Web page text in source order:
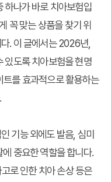
하나가 바로 치아보험입
꼭 맞는 상품을 찾기 위
. 이 글에서는 2026년,
있도록 치아보험을 현명
를 효과적으로 활용하는
기능 외에도 발음, 심미
중요한 역할을 합니다.
로 인한 치아 손상 등은